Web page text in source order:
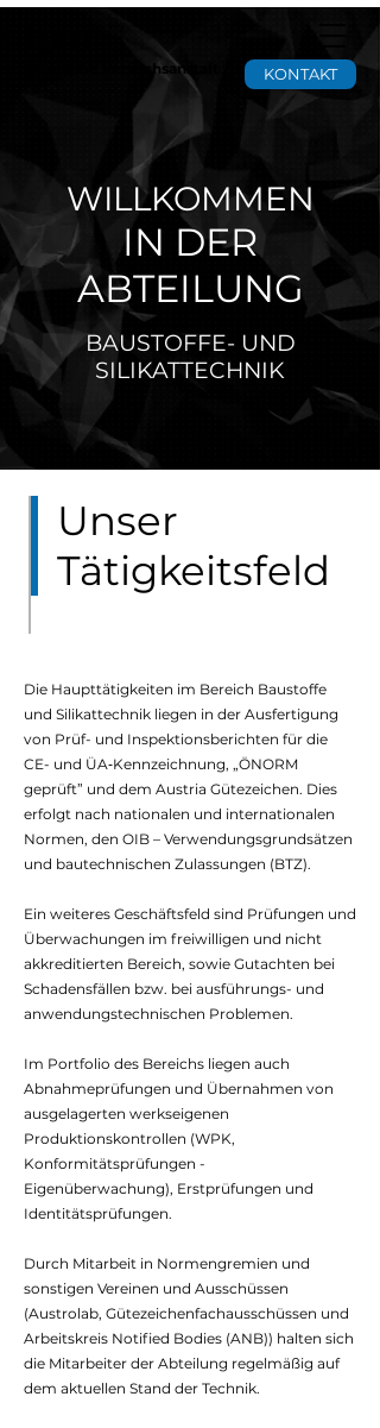
Staatliche Versuchsanstalt KONTAKT
WILLKOMMEN
IN DER
ABTEILUNG
BAUSTOFFE- UND
SILIKATTECHNIK
Unser
Tätigkeitsfeld
Die Haupttätigkeiten im Bereich Baustoffe
und Silikattechnik liegen in der Ausfertigung
von Prüf- und Inspektionsberichten für die
CE- und ÜA‑Kennzeichnung, „ÖNORM
geprüft” und dem Austria Gütezeichen. Dies
erfolgt nach nationalen und internationalen
Normen, den OIB – Verwendungsgrundsätzen
und bautechnischen Zulassungen (BTZ).
Ein weiteres Geschäftsfeld sind Prüfungen und
Überwachungen im freiwilligen und nicht
akkreditierten Bereich, sowie Gutachten bei
Schadensfällen bzw. bei ausführungs- und
anwendungstechnischen Problemen.
Im Portfolio des Bereichs liegen auch
Abnahmeprüfungen und Übernahmen von
ausgelagerten werkseigenen
Produktionskontrollen (WPK,
Konformitätsprüfungen -
Eigenüberwachung), Erstprüfungen und
Identitätsprüfungen.
Durch Mitarbeit in Normengremien und
sonstigen Vereinen und Ausschüssen
(Austrolab, Gütezeichenfachausschüssen und
Arbeitskreis Notified Bodies (ANB)) halten sich
die Mitarbeiter der Abteilung regelmäßig auf
dem aktuellen Stand der Technik.